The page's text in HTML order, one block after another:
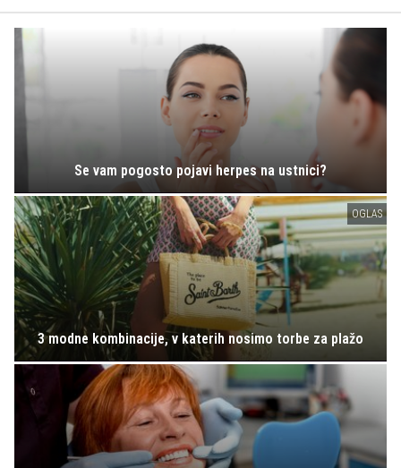
Se vam pogosto pojavi herpes na ustnici?
OGLAS
3 modne kombinacije, v katerih nosimo torbe za plažo